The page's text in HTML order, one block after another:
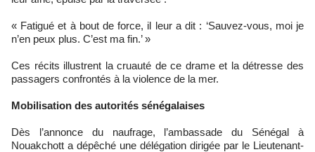
« Fatigué et à bout de force, il leur a dit : ‘Sauvez-vous, moi je
n’en peux plus. C’est ma fin.’ »
Ces récits illustrent la cruauté de ce drame et la détresse des
passagers confrontés à la violence de la mer.
Mobilisation des autorités sénégalaises
Dès l’annonce du naufrage, l’ambassade du Sénégal à
Nouakchott a dépêché une délégation dirigée par le Lieutenant-